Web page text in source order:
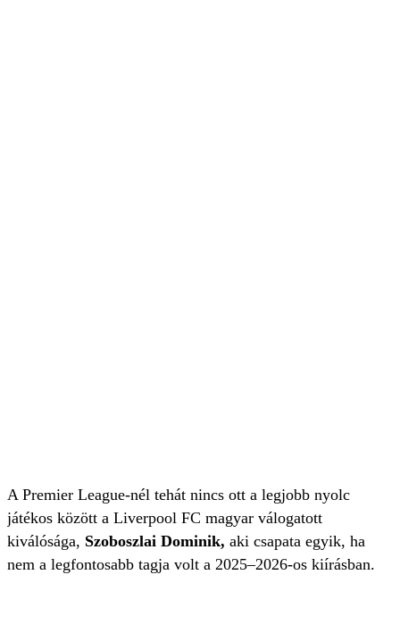
A Premier League-nél tehát nincs ott a legjobb nyolc
játékos között a Liverpool FC magyar válogatott
kiválósága, Szoboszlai Dominik, aki csapata egyik, ha
nem a legfontosabb tagja volt a 2025–2026-os kiírásban.